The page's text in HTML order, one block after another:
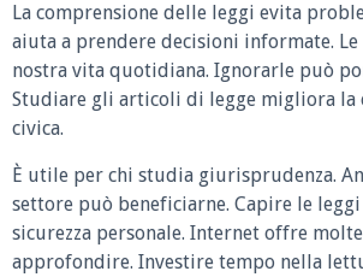
La comprensione delle leggi evita
aiuta a prendere decisioni informate.
nostra vita quotidiana. Ignorarle può
Studiare gli articoli di legge migliora la
civica.
È utile per chi studia giurisprudenza.
settore può beneficiarne. Capire le
sicurezza personale. Internet offre
approfondire. Investire tempo nella